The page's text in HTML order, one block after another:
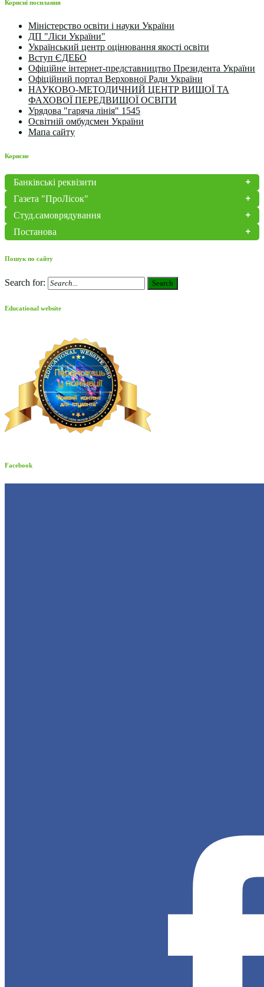
Корисні посилання
Міністерство освіти і науки України
ДП "Ліси України"
Український центр оцінювання якості освіти
Вступ ЄДЕБО
Офіційне інтернет-представництво Президента України
Офіційний портал Верховної Ради України
НАУКОВО-МЕТОДИЧНИЙ ЦЕНТР ВИЩОЇ ТА
ФАХОВОЇ ПЕРЕДВИЩОЇ ОСВІТИ
Урядова "гаряча лінія" 1545
Освітній омбудсмен України
Мапа сайту
Корисне
Банківські реквізити
Газета "ПроЛісок"
Студ.самоврядування
Постанова
Пошук по сайту
Search for: Search
Educational website
Facebook